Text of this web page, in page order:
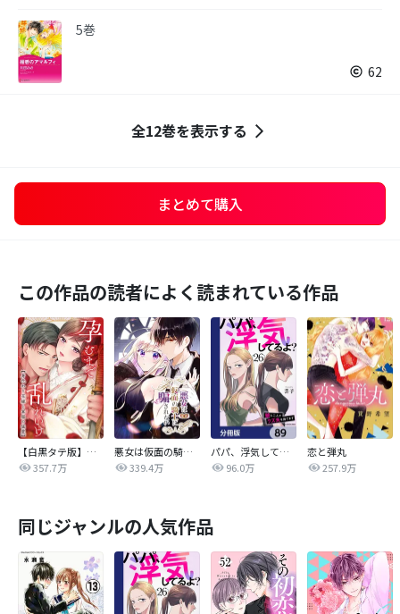
5巻
62
全12巻を表示する
まとめて購入
この作品の読者によく読まれている作品
【白黒タテ版】孕むまで乱れいけ～身代わり花嫁と軍服の猛愛
357.7万
悪女は仮面の騎士に騙されない
339.4万
パパ、浮気してるよ？娘と二人でクズ夫を捨てます【分冊版】
96.0万
恋と弾丸
257.9万
同じジャンルの人気作品